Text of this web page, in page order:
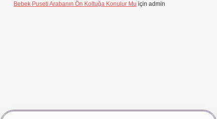
Bebek Puseti Arabanın Ön Koltuğa Konulur Mu için admin
vdcasino girişbetexper